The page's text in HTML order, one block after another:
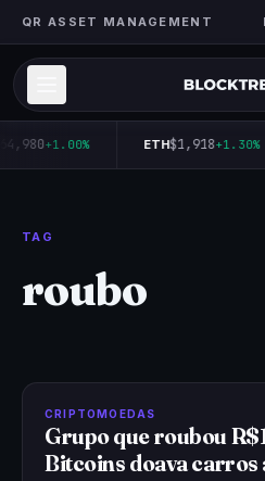
QR ASSET MANAGEMENT
+1.00% ETH$1,918+1.30%
TAG
roubo
CRIPTOMOEDAS
Grupo que roubou
Bitcoins doava carros